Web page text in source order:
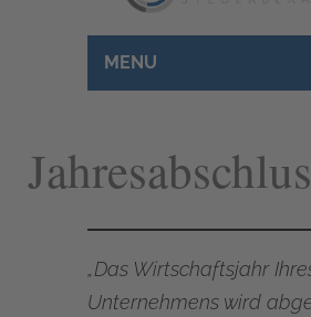
MENU
„Das Wirtschaftsjahr
Unternehmens wird